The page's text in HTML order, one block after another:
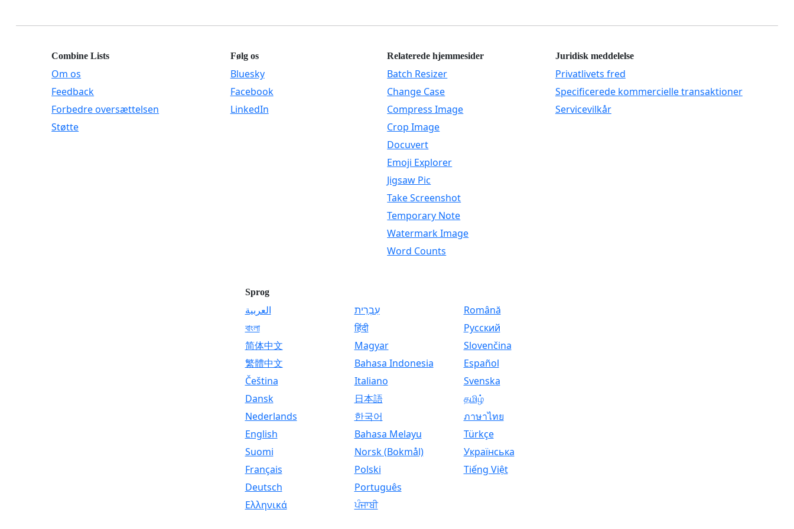
Combine Lists
Om os
Feedback
Forbedre oversættelsen
Støtte
Følg os
Bluesky
Facebook
LinkedIn
Relaterede hjemmesider
Batch Resizer
Change Case
Compress Image
Crop Image
Docuvert
Emoji Explorer
Jigsaw Pic
Take Screenshot
Temporary Note
Watermark Image
Word Counts
Juridisk meddelelse
Privatlivets fred
Specificerede kommercielle transaktioner
Servicevilkår
Sprog
العربية
বাংলা
简体中文
繁體中文
Čeština
Dansk
Nederlands
English
Suomi
Français
Deutsch
Ελληνικά
עִבְרִית
हिंदी
Magyar
Bahasa Indonesia
Italiano
日本語
한국어
Bahasa Melayu
Norsk (Bokmål)
Polski
Português
ਪੰਜਾਬੀ
Română
Русский
Slovenčina
Español
Svenska
தமிழ்
ภาษาไทย
Türkçe
Українська
Tiếng Việt